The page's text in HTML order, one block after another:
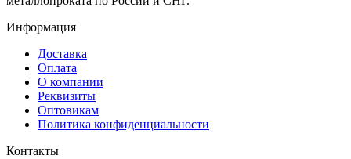
Информация
Доставка
Оплата
О компании
Реквизиты
Оптовикам
Политика конфиденциальности
Контакты